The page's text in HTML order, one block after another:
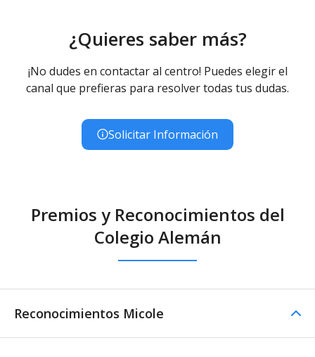
¿Quieres saber más?
¡No dudes en contactar al centro! Puedes elegir el
canal que prefieras para resolver todas tus dudas.
Solicitar Información
Premios y Reconocimientos del
Colegio Alemán
Reconocimientos Micole